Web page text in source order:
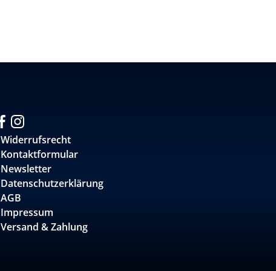
Widerrufsrecht
Kontaktformular
Newsletter
Datenschutzerklärung
AGB
Impressum
Versand & Zahlung